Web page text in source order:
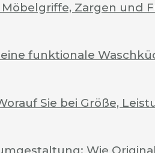
Zargen und
funktionale
Sie bei Größe,